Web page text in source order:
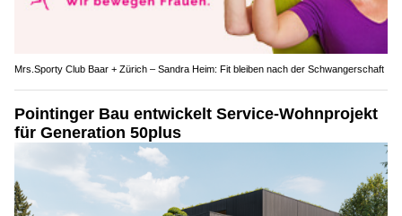
Mrs.Sporty Club Baar + Zürich – Sandra Heim: Fit bleiben nach der Schwangerschaft
Pointinger Bau entwickelt Service-Wohnprojekt
für Generation 50plus